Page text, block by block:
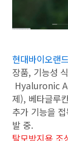
현대바이오랜
장품, 기능성
Hyaluronic
제), 베타글루
추가 기능을
발 중.
탈모방지용 조